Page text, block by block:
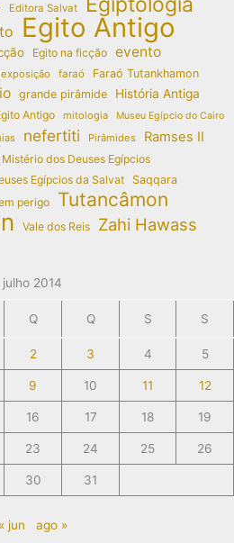
Editora Salvat
Egito Antigo
Egito na ficção evento
exposição faraó Faraó Tutankhamon
grande pirâmide
História Antiga
Antigo mitologia Museu Egípcio do Cairo
nefertiti Pirâmides Ramses II
Mistério dos Deuses Egípcios
Egípcios da Salvat
Saqqara
perigo
Tutancâmon
Vale dos Reis Zahi Hawass
julho 2014
Q Q S S
2 3 4 5
9 10 11 12
16 17 18 19
23 24 25 26
30 31
« jun ago »